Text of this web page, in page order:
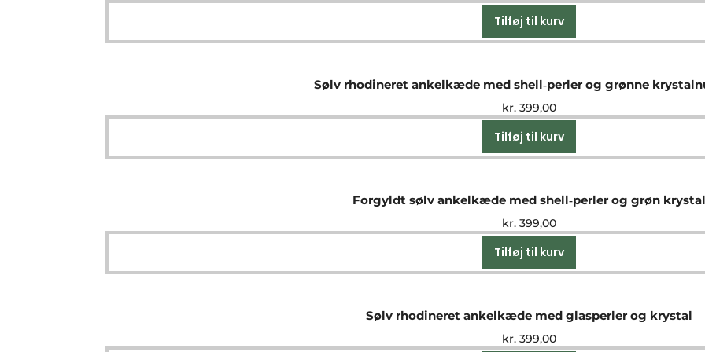
Tilføj til kurv
Sølv rhodineret ankelkæde med shell‑perler og grønne
kr.399,00
Tilføj til kurv
Forgyldt sølv ankelkæde med shell‑perler og grøn krystal
kr.399,00
Tilføj til kurv
Sølv rhodineret ankelkæde med glasperler og krystal
kr.399,00